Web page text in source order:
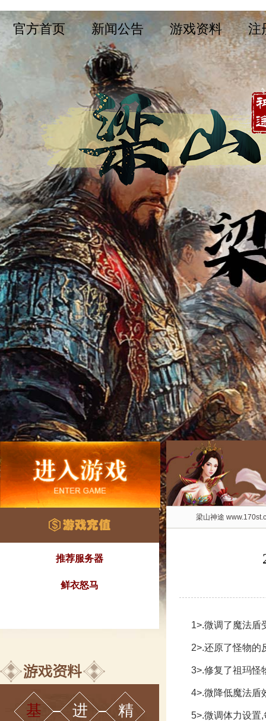
官方首页 新闻公告 游戏资料 注
推荐服务器
鲜衣怒马
基 进 精
梁山神途
1>.微调了魔法盾
2>.还原了怪物的
3>.修复了祖玛怪
4>.微降低魔法盾
5>.微调体力设置